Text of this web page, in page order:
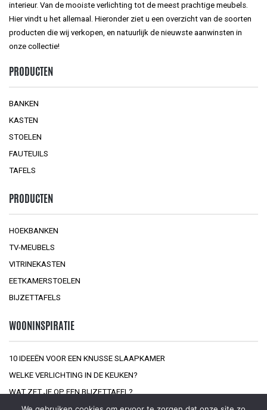
interieur. Van de mooiste verlichting tot de meest prachtige meubels.
Hier vindt u het allemaal. Hieronder ziet u een overzicht van de soorten
producten die wij verkopen, en natuurlijk de nieuwste aanwinsten in
onze collectie!
PRODUCTEN
BANKEN
KASTEN
STOELEN
FAUTEUILS
TAFELS
PRODUCTEN
HOEKBANKEN
TV-MEUBELS
VITRINEKASTEN
EETKAMERSTOELEN
BIJZETTAFELS
WOONINSPIRATIE
10 IDEEËN VOOR EEN KNUSSE SLAAPKAMER
WELKE VERLICHTING IN DE KEUKEN?
WAT ZET JE OP EEN BIJZETTAFEL?